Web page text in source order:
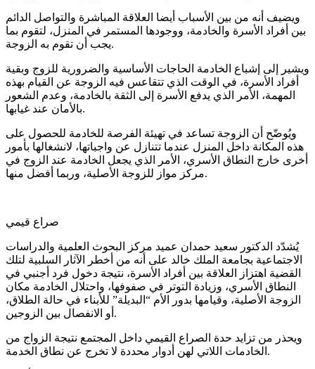
ويضيف أنه من بين الأسباب أيضا العلاقة المباشرة والتواصل الدائم
بين أفراد الأسرة والخادمة، ووجودها المستمر في المنزل، لتقوم بما
يجب أن تقوم به الزوجة.
ويشير إلى إشباع الخادمة الحاجات الأساسية والضرورية للزوج وبقية
أفراد الأسرة، في الوقت الذي تتقاعس فيه الزوجة عن القيام بهذه
المهمة، الأمر الذي يدفع الأسرة إلى الثقة بالخادمة، وعدم الشعور
بالأمان عند غيابها.
ويُوضّح أن الزوجة تساعد في تهيئة الفرصة للخادمة للحصول على
هذه المكانة داخل المنزل عندما تتنازل عن واجباتها، لانشغالها بأمور
أخرى خارج النطاق الأسري، الأمر الذي يجعل الخادمة عند الزوج في
مركز مواز للزوجة الأصلية، وربما أفضل منها.
صراع قيمي
يُشدّد الدكتور سعيد حمدان عميد مركز البحوث العلمية والدراسات
الاجتماعية بجامعة الملك خالد على أنه من أخطر الآثار السلبية لتلك
القضية اهتزاز العلاقة بين أفراد الأسرة، نتيجة دخول فرد أجنبي في
النطاق الأسري، وزيادة التوتر في صفوفها، واحتلال الخادمة مكان
الزوجة الأصلية، وقيامها بدور الأم “البديلة” للأبناء في حالة الطلاق،
أو الانفصال بين الزوجين.
ويحذر من تزايد حدة الصراع القيمي داخل المجتمع نتيجة الزواج من
الخادمات اللاتي لهن أدوار محددة لا تخرج عن نطاق الخدمة.